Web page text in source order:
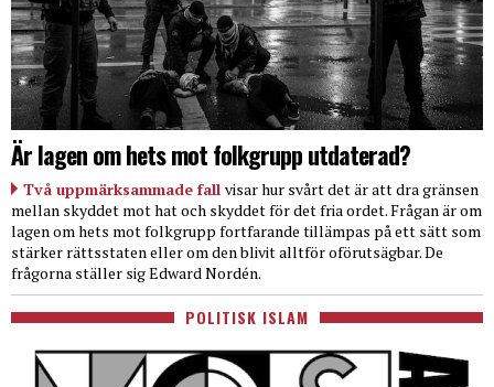
Är lagen om hets mot folkgrupp utdaterad?
Två uppmärksammade fall visar hur svårt det är att dra gränsen
mellan skyddet mot hat och skyddet för det fria ordet. Frågan är om
lagen om hets mot folkgrupp fortfarande tillämpas på ett sätt som
stärker rättsstaten eller om den blivit alltför oförutsägbar. De
frågorna ställer sig Edward Nordén.
POLITISK ISLAM